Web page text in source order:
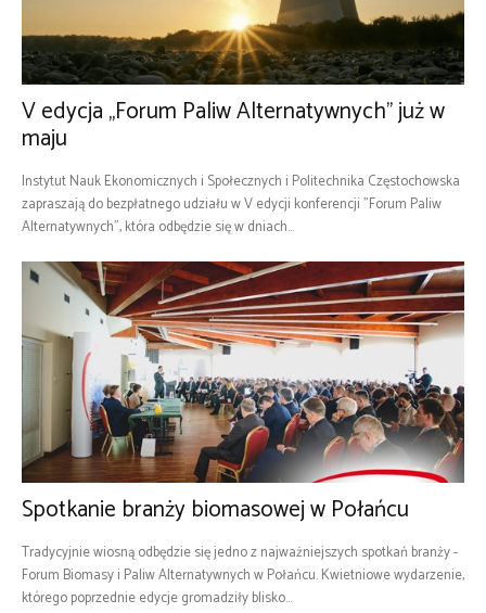
V edycja „Forum Paliw Alternatywnych” już w
maju
Instytut Nauk Ekonomicznych i Społecznych i Politechnika Częstochowska
zapraszają do bezpłatnego udziału w V edycji konferencji "Forum Paliw
Alternatywnych", która odbędzie się w dniach...
Spotkanie branży biomasowej w Połańcu
Tradycyjnie wiosną odbędzie się jedno z najważniejszych spotkań branży -
Forum Biomasy i Paliw Alternatywnych w Połańcu. Kwietniowe wydarzenie,
którego poprzednie edycje gromadziły blisko...